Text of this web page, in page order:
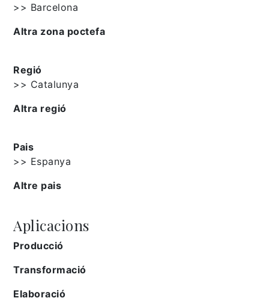
>> Barcelona
Altra zona poctefa
Regió
>> Catalunya
Altra regió
Pais
>> Espanya
Altre pais
Aplicacions
Producció
Transformació
Elaboració